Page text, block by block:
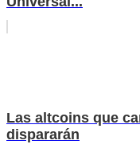
Las altcoins que
dispararán